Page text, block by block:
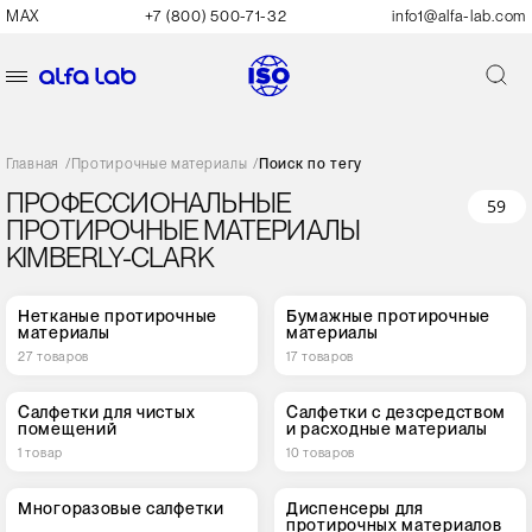
MAX +7 (800) 500-71-32 info1@alfa-lab.com
Главная / Протирочные материалы / Поиск по тегу
ПРОФЕССИОНАЛЬНЫЕ
ПРОТИРОЧНЫЕ МАТЕРИАЛЫ
KIMBERLY-CLARK
59
Нетканые протирочные
материалы
27 товаров
Бумажные протирочные
материалы
17 товаров
Салфетки для чистых
помещений
1 товар
Салфетки с дезсредством
и расходные материалы
10 товаров
Многоразовые салфетки
Диспенсеры для
протирочных материалов